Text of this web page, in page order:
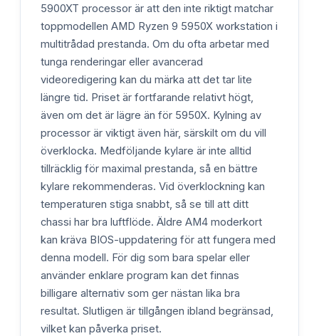
5900XT processor är att den inte riktigt matchar
toppmodellen AMD Ryzen 9 5950X workstation i
multitrådad prestanda. Om du ofta arbetar med
tunga renderingar eller avancerad
videoredigering kan du märka att det tar lite
längre tid. Priset är fortfarande relativt högt,
även om det är lägre än för 5950X. Kylning av
processor är viktigt även här, särskilt om du vill
överklocka. Medföljande kylare är inte alltid
tillräcklig för maximal prestanda, så en bättre
kylare rekommenderas. Vid överklockning kan
temperaturen stiga snabbt, så se till att ditt
chassi har bra luftflöde. Äldre AM4 moderkort
kan kräva BIOS-uppdatering för att fungera med
denna modell. För dig som bara spelar eller
använder enklare program kan det finnas
billigare alternativ som ger nästan lika bra
resultat. Slutligen är tillgången ibland begränsad,
vilket kan påverka priset.